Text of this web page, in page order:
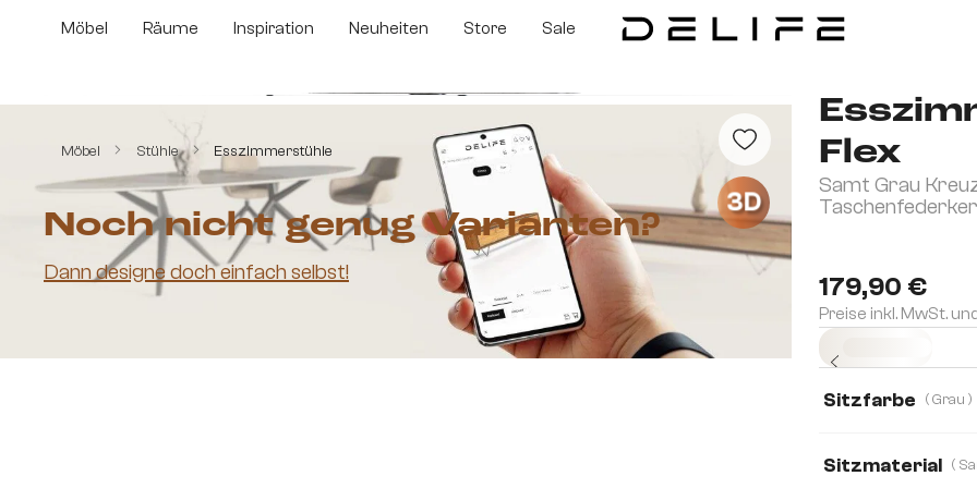
Hauptinhalt springen
Zur Suche springen
Zur Hauptnavigation springen
Möbel Räume Inspiration Neuheiten Store Sale
Möbel Stühle Esszimmerstühle
Flex
Samt Grau
179,90 €
Preise inkl. MwSt.
Sitzfarbe ( Grau )
Sitzmaterial
Bildergalerie überspringen
3D
Noch nicht genug Varianten?
Dann designe doch einfach selbst!